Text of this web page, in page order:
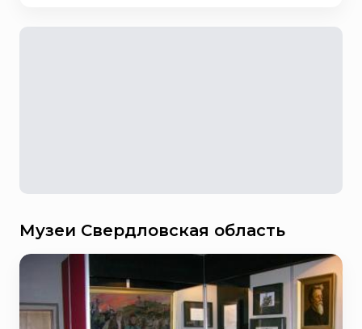
Музеи Свердловская область